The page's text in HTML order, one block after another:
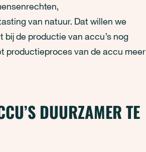
van natuur. Dat willen we
de productie van accu’s nog
productieproces van de accu meer
DUURZAMER TE